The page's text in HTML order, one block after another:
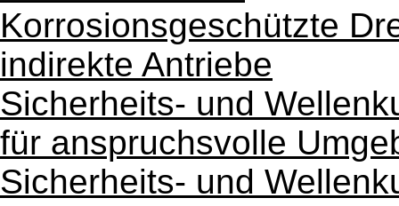
Korrosionsgeschützte
indirekte Antriebe
Sicherheits- und
für anspruchsvolle
Sicherheits- und